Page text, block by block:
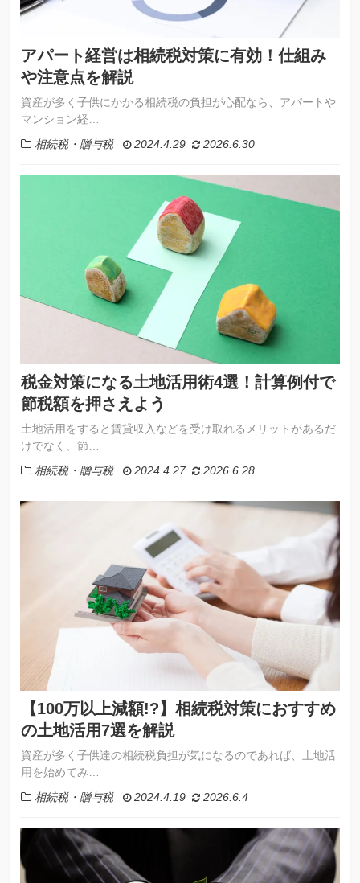
アパート経営は相続税対策に有効！仕組み
や注意点を解説
資産が多く子供にかかる相続税の負担が心配なら、アパートや
マンション経…
2024.4.29
2026.6.30
相続税・贈与税
税金対策になる土地活用術4選！計算例付で
節税額を押さえよう
土地活用をすると賃貸収入などを受け取れるメリットがあるだ
けでなく、節…
2024.4.27
2026.6.28
相続税・贈与税
【100万以上減額!?】相続税対策におすすめ
の土地活用7選を解説
資産が多く子供達の相続税負担が気になるのであれば、土地活
用を始めてみ…
2024.4.19
2026.6.4
相続税・贈与税